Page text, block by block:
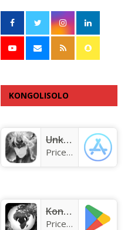
KONGOLISOLO
Unknown app
Price:Free
KongoLisolo
Price:Free